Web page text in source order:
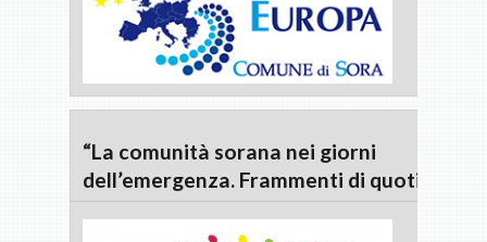
“La comunità sorana nei giorni
dell’emergenza. Frammenti di